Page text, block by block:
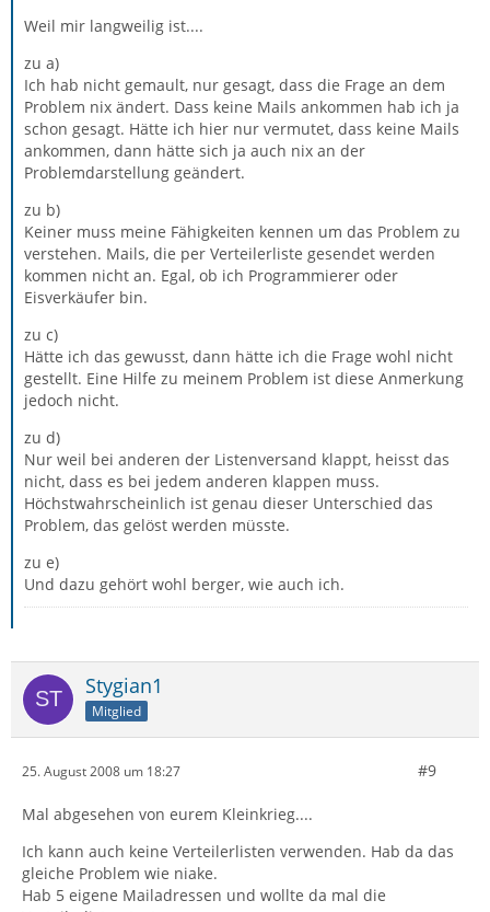
Weil mir langweilig ist....
zu a)
Ich hab nicht gemault, nur gesagt, dass die Frage an dem
Problem nix ändert. Dass keine Mails ankommen hab ich ja
schon gesagt. Hätte ich hier nur vermutet, dass keine Mails
ankommen, dann hätte sich ja auch nix an der
Problemdarstellung geändert.
zu b)
Keiner muss meine Fähigkeiten kennen um das Problem zu
verstehen. Mails, die per Verteilerliste gesendet werden
kommen nicht an. Egal, ob ich Programmierer oder
Eisverkäufer bin.
zu c)
Hätte ich das gewusst, dann hätte ich die Frage wohl nicht
gestellt. Eine Hilfe zu meinem Problem ist diese Anmerkung
jedoch nicht.
zu d)
Nur weil bei anderen der Listenversand klappt, heisst das
nicht, dass es bei jedem anderen klappen muss.
Höchstwahrscheinlich ist genau dieser Unterschied das
Problem, das gelöst werden müsste.
zu e)
Und dazu gehört wohl berger, wie auch ich.
Stygian1
Mitglied
25. August 2008 um 18:27 #9
Mal abgesehen von eurem Kleinkrieg....
Ich kann auch keine Verteilerlisten verwenden. Hab da das
gleiche Problem wie niake.
Hab 5 eigene Mailadressen und wollte da mal die